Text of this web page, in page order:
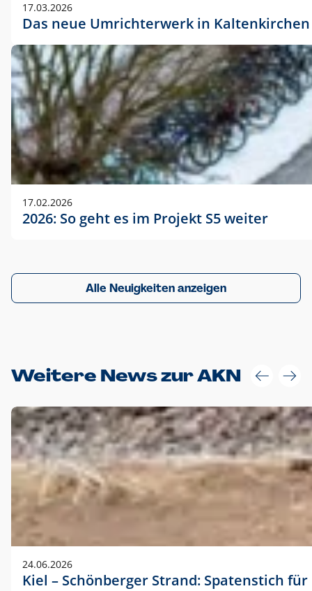
17.03.2026
Das neue Umrichterwerk in Kaltenkirchen
17.02.2026
2026: So geht es im Projekt S5 weiter
Alle Neuigkeiten anzeigen
Weitere News zur AKN
24.06.2026
Kiel – Schönberger Strand: Spatenstich